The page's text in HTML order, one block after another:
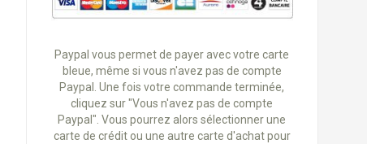
Paypal vous permet de payer avec votre carte
bleue, même si vous n'avez pas de compte
Paypal. Une fois votre commande terminée,
cliquez sur "Vous n'avez pas de compte
Paypal". Vous pourrez alors sélectionner une
carte de crédit ou une autre carte d'achat pour